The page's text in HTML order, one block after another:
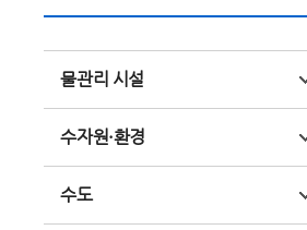
물관리 시설
수자원·환경
수도